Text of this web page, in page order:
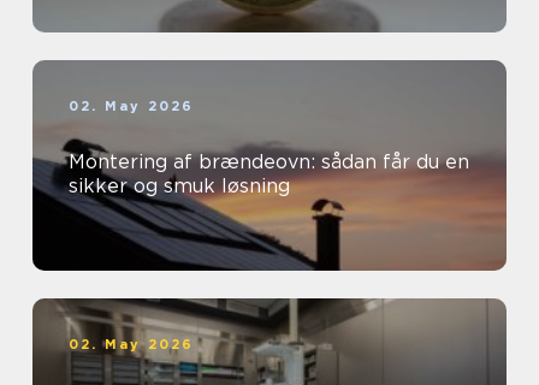
02. May 2026
Montering af brændeovn: sådan får du en
sikker og smuk løsning
02. May 2026